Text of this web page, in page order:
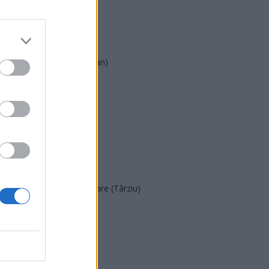
PMP (Tomac)
Forța Dreptei (L. Orban)
SENS
POT (Gavrilă)
Acțiunea Conservatoare (Târziu)
PDF (Lazarus)
PNCR (Terheș)